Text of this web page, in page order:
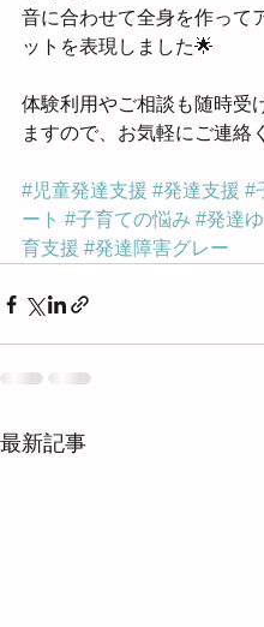
音に合わせて全身を作って
ットを表現しました🌟
体験利用やご相談も随時受
ますので、お気軽にご連絡
#児童発達支援 #発達支援 #
ート #子育ての悩み #発達
育支援 #発達障害グレー
最新記事